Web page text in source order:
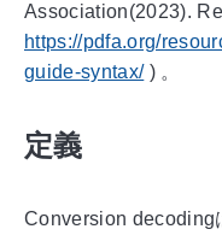
Association(2023).
https://pdfa.org/
guide-syntax/ )。
定義
Conversion decoding